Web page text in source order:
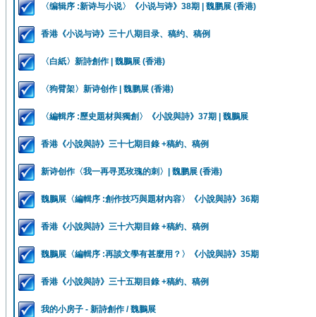
〈编辑序 :新诗与小说〉《小说与诗》38期 | 魏鹏展 (香港)
香港《小说与诗》三十八期目录、稿约、稿例
〈白紙〉新詩創作 | 魏鵬展 (香港)
〈狗臂架〉新诗创作 | 魏鹏展 (香港)
〈編輯序 :歷史題材與獨創〉《小說與詩》37期 | 魏鵬展
香港《小說與詩》三十七期目錄 +稿約、稿例
新诗创作〈我一再寻觅玫瑰的刺〉| 魏鹏展 (香港)
魏鵬展〈編輯序 :創作技巧與題材內容〉《小說與詩》36期
香港《小說與詩》三十六期目錄 +稿約、稿例
魏鵬展〈編輯序 :再談文學有甚麼用？〉《小說與詩》35期
香港《小說與詩》三十五期目錄 +稿約、稿例
我的小房子 - 新詩創作 / 魏鵬展